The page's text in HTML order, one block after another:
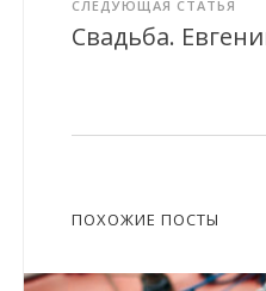
СЛЕДУЮЩАЯ СТАТЬЯ
Свадьба.
ПОХОЖИЕ ПОСТЫ